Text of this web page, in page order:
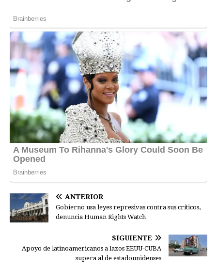
ANTERIOR
Gobierno usa leyes represivas contra sus críticos,
denuncia Human Rights Watch
SIGUIENTE
Apoyo de latinoamericanos a lazos EEUU-CUBA
supera al de estadounidenses